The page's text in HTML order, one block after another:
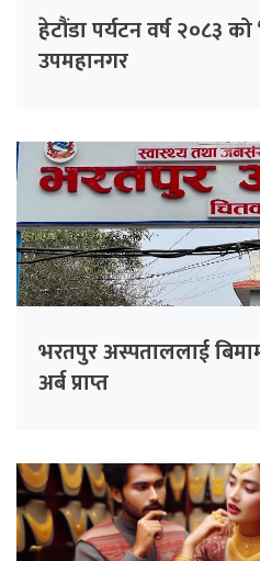
हेटौंडा पर्यटन वर्ष २०८३ को
उपमहानगर
भरतपुर अस्पताललाई
अर्ब प्राप्त